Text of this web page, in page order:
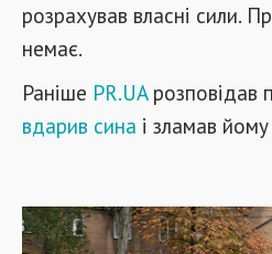
розрахував власні сили.
немає.
Раніше PR.UAрозповідав
вдарив сина і зламав